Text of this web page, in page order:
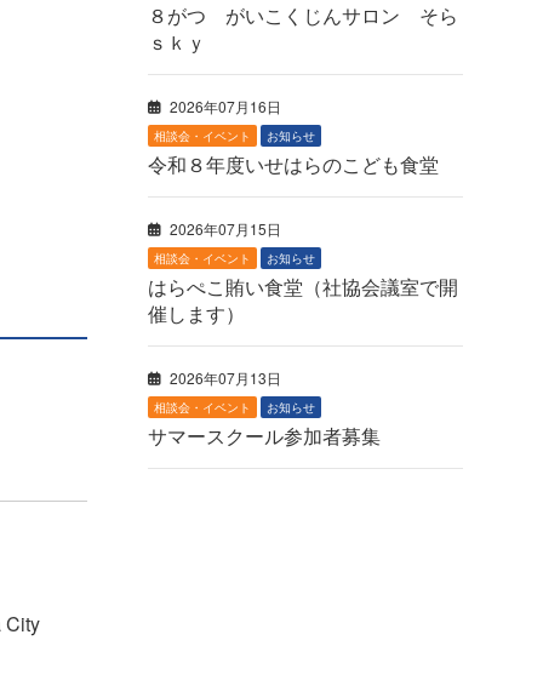
City
８がつ がいこくじんサロン そら
ｓｋｙ
2026年07月16日
相談会・イベント お知らせ
令和８年度いせはらのこども食堂
2026年07月15日
相談会・イベント お知らせ
はらぺこ賄い食堂（社協会議室で開
催します）
2026年07月13日
相談会・イベント お知らせ
サマースクール参加者募集